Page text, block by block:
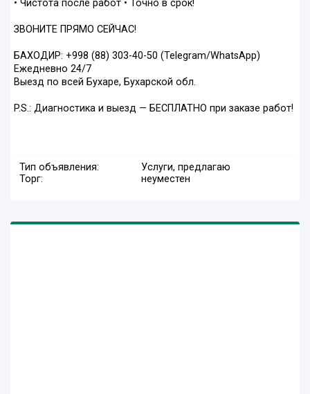
• Чистота после работ • Точно в срок!
ЗВОНИТЕ ПРЯМО СЕЙЧАС!
БАХОДИР: +998 (88) 303-40-50 (Telegram/WhatsApp)
Ежедневно 24/7
Выезд по всей Бухаре, Бухарской обл.
P.S.: Диагностика и выезд — БЕСПЛАТНО при заказе работ!
Тип объявления:
Услуги, предлагаю
Торг:
неуместен